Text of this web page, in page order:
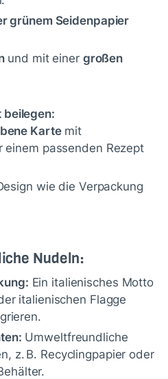
grünem Seidenpapier
und mit einer großen
beilegen:
Kartemit
einem passenden Rezept
wie die Verpackung
Nudeln:
Ein italienisches Motto
italienischen Flagge
Umweltfreundliche
z. B. Recyclingpapier oder